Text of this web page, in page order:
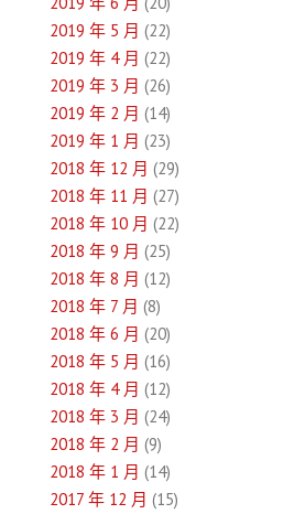
2019 年 5 月 (22)
2019 年 4 月 (22)
2019 年 3 月 (26)
2019 年 2 月 (14)
2019 年 1 月 (23)
2018 年 12 月 (29)
2018 年 11 月 (27)
2018 年 10 月 (22)
2018 年 9 月 (25)
2018 年 8 月 (12)
2018 年 7 月 (8)
2018 年 6 月 (20)
2018 年 5 月 (16)
2018 年 4 月 (12)
2018 年 3 月 (24)
2018 年 2 月 (9)
2018 年 1 月 (14)
2017 年 12 月 (15)